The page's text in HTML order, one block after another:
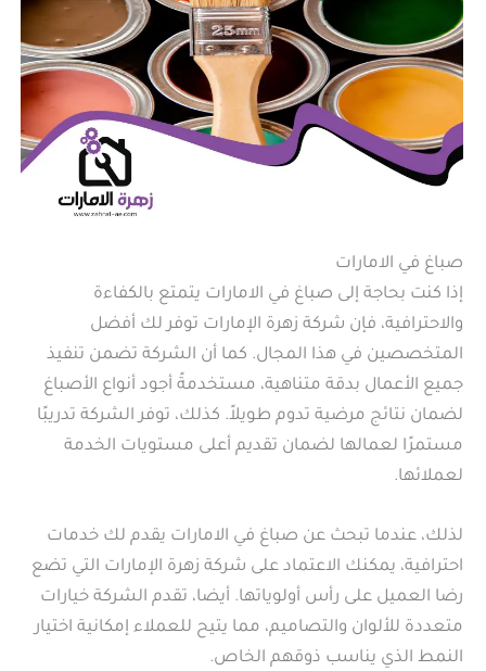
صباغ في الامارات
إذا كنت بحاجة إلى صباغ في الامارات يتمتع بالكفاءة
والاحترافية، فإن شركة زهرة الإمارات توفر لك أفضل
المتخصصين في هذا المجال. كما أن الشركة تضمن تنفيذ
جميع الأعمال بدقة متناهية، مستخدمةً أجود أنواع الأصباغ
لضمان نتائج مرضية تدوم طويلاً. كذلك، توفر الشركة تدريبًا
مستمرًا لعمالها لضمان تقديم أعلى مستويات الخدمة
لعملائها.
لذلك، عندما تبحث عن صباغ في الامارات يقدم لك خدمات
احترافية، يمكنك الاعتماد على شركة زهرة الإمارات التي تضع
رضا العميل على رأس أولوياتها. أيضا، تقدم الشركة خيارات
متعددة للألوان والتصاميم، مما يتيح للعملاء إمكانية اختيار
النمط الذي يناسب ذوقهم الخاص.